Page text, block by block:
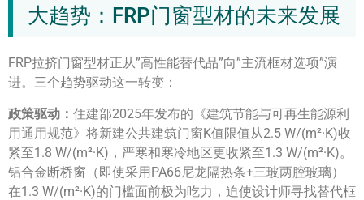
大趋势：FRP门窗型材的未来发展
FRP拉挤门窗型材正从”高性能替代品”向”主流框材选项”演
进。三个趋势驱动这一转变：
政策驱动： 住建部2025年发布的《建筑节能与可再生能源利
用通用规范》将新建公共建筑门窗K值限值从2.5 W/(m²·K)收
紧至1.8 W/(m²·K)，严寒和寒冷地区更收紧至1.3 W/(m²·K)。
铝合金断桥窗（即使采用PA66尼龙隔热条+三玻两腔玻璃）
在1.3 W/(m²·K)的门槛面前极为吃力，迫使设计师寻找替代框